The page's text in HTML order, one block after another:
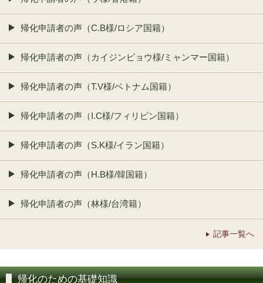
帰化申請者の声（C.B様/ロシア国籍）
帰化申請者の声（カイジンピョウ様/ミャンマー国籍）
帰化申請者の声（T.V様/ベトナム国籍）
帰化申請者の声（I.C様/フィリピン国籍）
帰化申請者の声（S.K様/イラン国籍）
帰化申請者の声（H.B様/韓国籍）
帰化申請者の声（林様/台湾籍）
記事一覧へ
帰化のための基礎知識